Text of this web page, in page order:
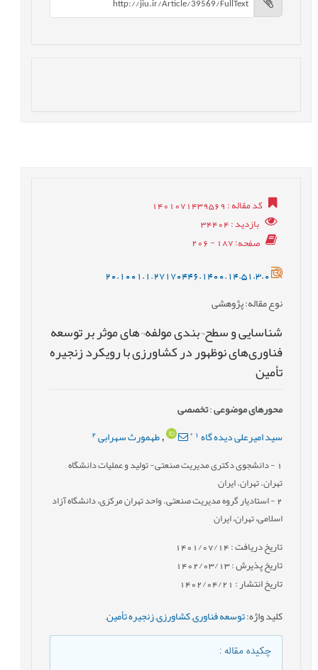
کد مقاله: 1401071439569
بازدید: 34404
صفحه: 187 - 206
20.1001.1.27170446.1400.14.51.3.0
نوع مقاله: پژوهشی
شناسایی و سطح¬بندی مولفه¬های موثر بر توسعه
فناوری‌های نوظهور در کشاورزی با رویکرد زنجیره
تأمین
محورهای موضوعی:تخصصی
سید امیرعلی دیده گاه1
*
,طهمورث سهرابی 2
- دانشجوی دکتری مدیریت صنعتی- تولید و عملیات دانشگاه
تهران. تهران. ایران
2- استادیار گروه مدیریت صنعتی. واحد تهران مرکزی، دانشگاه آزاد
اسلامی، تهران، ایران
تاریخ دریافت : 1401/07/14
تاریخ پذیرش : 1402/03/13
تاریخ انتشار : 1402/04/21
کلید واژه:توسعه فناوری‌,کشاورزی,زنجیره تأمین,
چکیده مقاله: